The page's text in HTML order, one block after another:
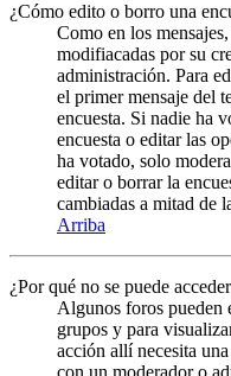
¿Cómo edito o borro una
Como en los
modifiacadas por su
administración. Para
el primer mensaje del
encuesta. Si nadie ha
encuesta o editar las
ha votado, solo
editar o borrar la
cambiadas a mitad de
Arriba
¿Por qué no se puede
Algunos foros pueden
grupos y para
acción allí necesita